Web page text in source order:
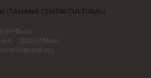
ITALIANA CENTRI CULTURALI
di Milano
4, - 20122 Milano